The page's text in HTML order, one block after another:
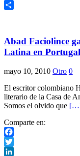
Link
Print
Abad Faciolince
Latina en Portugal
mayo 10, 2010 Otro 0
El escritor colombiano
literario de la Casa de
Somos el olvido que
Comparte en:
Facebook
Twitter